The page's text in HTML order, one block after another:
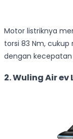
Motor listriknya
torsi 83 Nm,
dengan
2. Wuling Air